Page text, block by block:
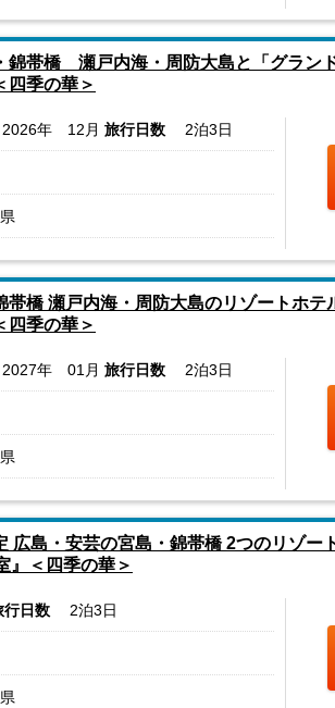
錦帯橋 瀬戸内海・周防大島と「グラン
四季の華＞
年 12月 旅行日数 2泊3日
帯橋 瀬戸内海・周防大島のリゾートホ
四季の華＞
年 01月 旅行日数 2泊3日
広島・安芸の宮島・錦帯橋 2つのリゾー
』＜四季の華＞
行日数 2泊3日